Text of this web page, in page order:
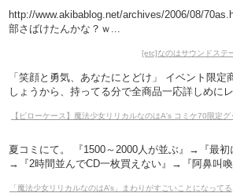
http://www.akibablog.net/archives/2006/08/
部さばけたんかな？ｗ...
[etc]なのはサウンドステ
「笑顔と勇気、あなたにとどけ」 イベント限
しょうから、持ってる分で全商品一応詳しめに
【ピローケース】魔法少女リリカルなのはA's コミケ70限定
夏コミにて。 『1500～2000人が並ぶ』→『最
→『2時間並んでCD一枚買えない』→『阿鼻叫
「魔法少女リリカルなのはA’s」まわりがすごいことになってる